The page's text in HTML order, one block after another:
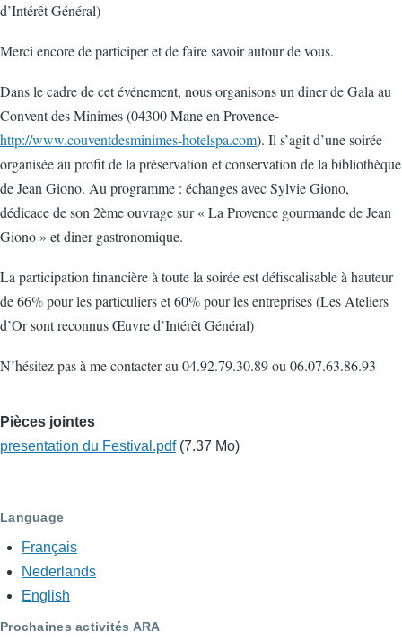
d’Intérêt Général)
Merci encore de participer et de faire savoir autour de vous.
Dans le cadre de cet événement, nous organisons un diner de Gala au
Convent des Minimes (04300 Mane en Provence-
http://www.couventdesminimes-hotelspa.com). Il s’agit d’une soirée
organisée au profit de la préservation et conservation de la bibliothèque
de Jean Giono. Au programme : échanges avec Sylvie Giono,
dédicace de son 2ème ouvrage sur « La Provence gourmande de Jean
Giono » et diner gastronomique.
La participation financière à toute la soirée est défiscalisable à hauteur
de 66% pour les particuliers et 60% pour les entreprises (Les Ateliers
d’Or sont reconnus Œuvre d’Intérêt Général)
N’hésitez pas à me contacter au 04.92.79.30.89 ou 06.07.63.86.93
Pièces jointes
presentation du Festival.pdf (7.37 Mo)
Language
Français
Nederlands
English
Prochaines activités ARA